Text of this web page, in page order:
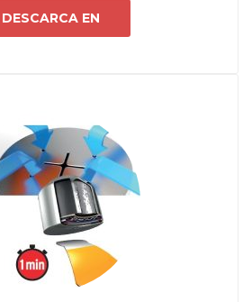
DESCARCA EN